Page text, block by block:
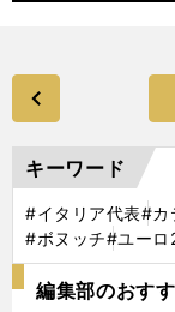
キーワード
#イタリア代表#カ
#ボヌッチ#ユー
編集部のおす